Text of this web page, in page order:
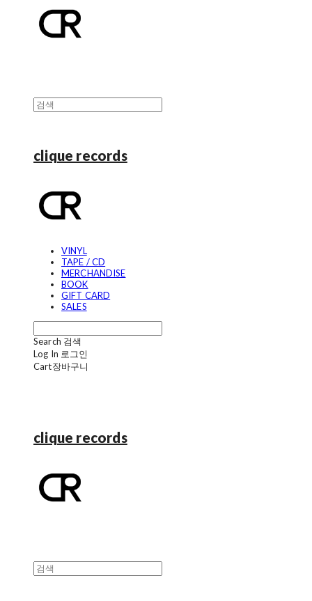
clique records
VINYL
TAPE / CD
MERCHANDISE
BOOK
GIFT CARD
SALES
Search 검색
Log In 로그인
Cart장바구니
clique records